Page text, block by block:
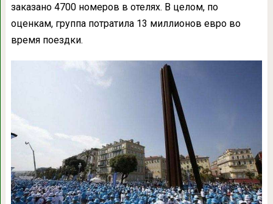
заказано 4700 номеров в отелях. В целом, по
оценкам, группа потратила 13 миллионов евро во
время поездки.